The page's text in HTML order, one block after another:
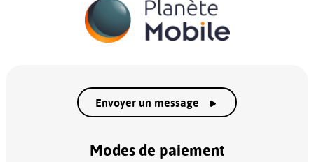
Envoyer un message
Modes de paiement